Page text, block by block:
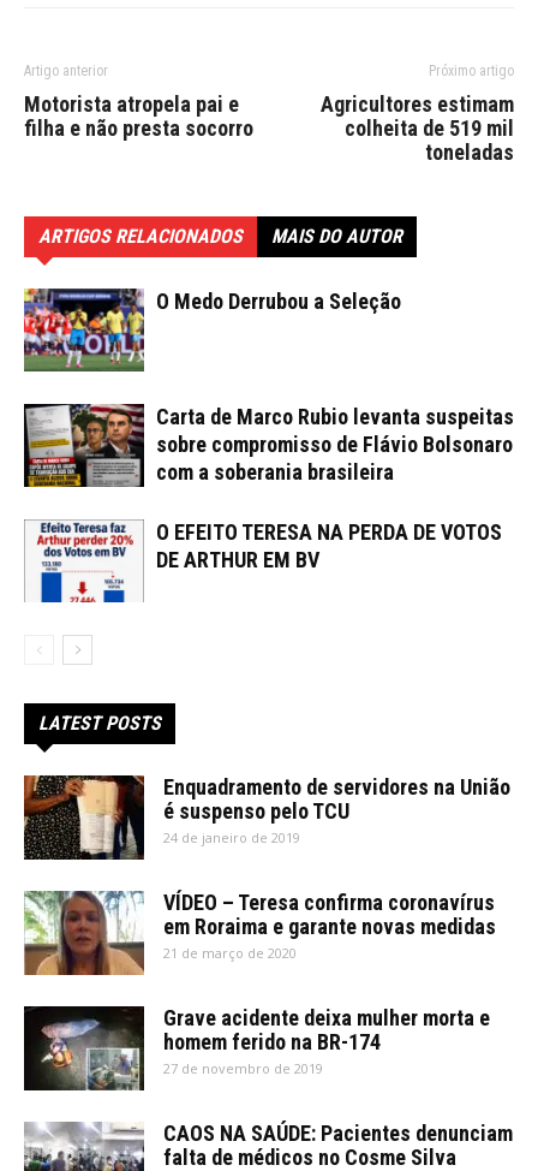
Artigo anterior
Motorista atropela pai e
filha e não presta socorro
Próximo artigo
Agricultores estimam
colheita de 519 mil
toneladas
ARTIGOS RELACIONADOS MAIS DO AUTOR
O Medo Derrubou a Seleção
Carta de Marco Rubio levanta suspeitas
sobre compromisso de Flávio Bolsonaro
com a soberania brasileira
O EFEITO TERESA NA PERDA DE VOTOS
DE ARTHUR EM BV
LATEST POSTS
Enquadramento de servidores na União
é suspenso pelo TCU
24 de janeiro de 2019
VÍDEO – Teresa confirma coronavírus
em Roraima e garante novas medidas
21 de março de 2020
Grave acidente deixa mulher morta e
homem ferido na BR-174
27 de novembro de 2019
CAOS NA SAÚDE: Pacientes denunciam
falta de médicos no Cosme Silva